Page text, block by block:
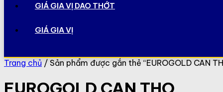
GIÁ GIA VỊ DAO THỚT
GIÁ GIA VỊ
Trang chủ / Sản phẩm được gắn thẻ “EUROGOLD CAN